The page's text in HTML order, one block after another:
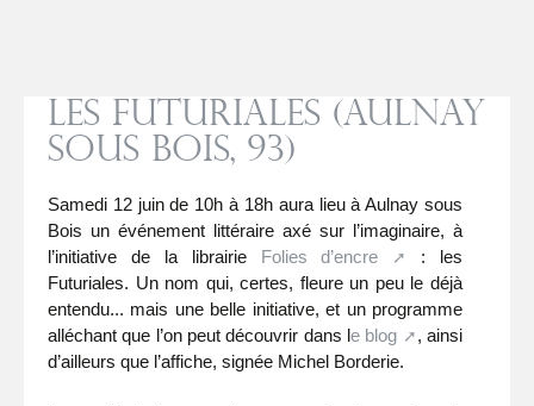
Les Futuriales (Aulnay
sous Bois, 93)
Samedi 12 juin de 10h à 18h aura lieu à Aulnay sous
Bois un événement littéraire axé sur l’imaginaire, à
l’initiative de la librairie Folies d’encre
: les
Futuriales. Un nom qui, certes, fleure un peu le déjà
entendu... mais une belle initiative, et un programme
alléchant que l’on peut découvrir dans le blog
, ainsi
d’ailleurs que l’affiche, signée Michel Borderie.